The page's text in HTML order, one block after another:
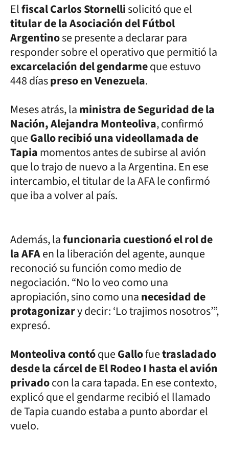
Elfiscal Carlos Stornellisolicitó que el
titular de la Asociación del Fútbol
Argentinose presente a declarar para
responder sobre el operativo que permitió la
excarcelación del gendarmeque estuvo
448 díaspreso en Venezuela.
Meses atrás, laministra de Seguridad de la
Nación, Alejandra Monteoliva, confirmó
queGallo recibió una videollamada de
Tapiamomentos antes de subirse al avión
que lo trajo de nuevo a la Argentina. En ese
intercambio, el titular de la AFA le confirmó
que iba a volver al país.
Además, lafuncionaria cuestionó el rol de
la AFAen la liberación del agente, aunque
reconoció su función como medio de
negociación. “No lo veo como una
apropiación, sino como unanecesidad de
protagonizary decir: ‘Lo trajimos nosotros’”,
expresó.
Monteoliva contóqueGallofuetrasladado
desde la cárcel de El Rodeo I hasta el avión
privadocon la cara tapada. En ese contexto,
explicó que el gendarme recibió el llamado
de Tapia cuando estaba a punto abordar el
vuelo.